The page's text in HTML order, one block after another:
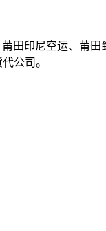
田印尼空运、莆田
公司。